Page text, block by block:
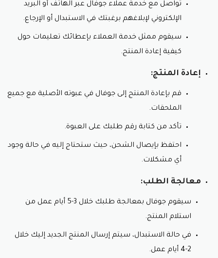
تواصل مع خدمة عملاء جوفال عبر الهاتف أو البريد
الإلكتروني لإبلاغهم برغبتك في الاستبدال أو الإرجاع.
سيقوم ممثل خدمة العملاء بإعطائك تعليمات حول
كيفية إعادة المنتج.
إعادة المنتج:
قم بإعادة المنتج إلى جوفال في عبوته الأصلية مع جميع
الملحقات.
تأكد من كتابة رقم طلبك على العبوة.
احتفظ بإيصال الشحن، حيث ستحتاج إليه في حالة وجود
أي مشكلات.
معالجة الطلب:
سيقوم جوفال بمعالجة طلبك خلال 3-5 أيام عمل من
استلام المنتج.
في حالة الاستبدال، سيتم إرسال المنتج الجديد إليك خلال
2-4 أيام عمل.